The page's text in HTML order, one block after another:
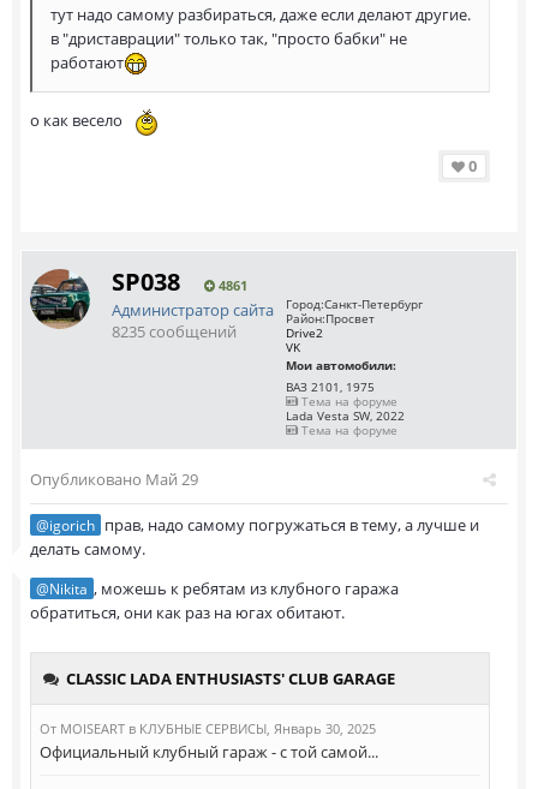
тут надо самому разбираться, даже если делают другие.
в "дриставрации" только так, "просто бабки" не
работают
о как весело
0
SP038 4861
Администратор сайта
8235 сообщений
Город:Санкт-Петербург
Район:Просвет
Drive2
VK
Мои автомобили:
ВАЗ 2101, 1975
Тема на форуме
Lada Vesta SW, 2022
Тема на форуме
Опубликовано Май 29
@igorich прав, надо самому погружаться в тему, а лучше и
делать самому.
@Nikita , можешь к ребятам из клубного гаража
обратиться, они как раз на югах обитают.